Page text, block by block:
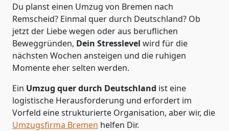
Du planst einen Umzug von Bremen nach
Remscheid? Einmal quer durch Deutschland? Ob
jetzt der Liebe wegen oder aus beruflichen
Beweggründen, Dein Stresslevel wird für die
nächsten Wochen ansteigen und die ruhigen
Momente eher selten werden.
Ein Umzug quer durch Deutschland ist eine
logistische Herausforderung und erfordert im
Vorfeld eine strukturierte Organisation, aber wir, die
Umzugsfirma Bremen helfen Dir.